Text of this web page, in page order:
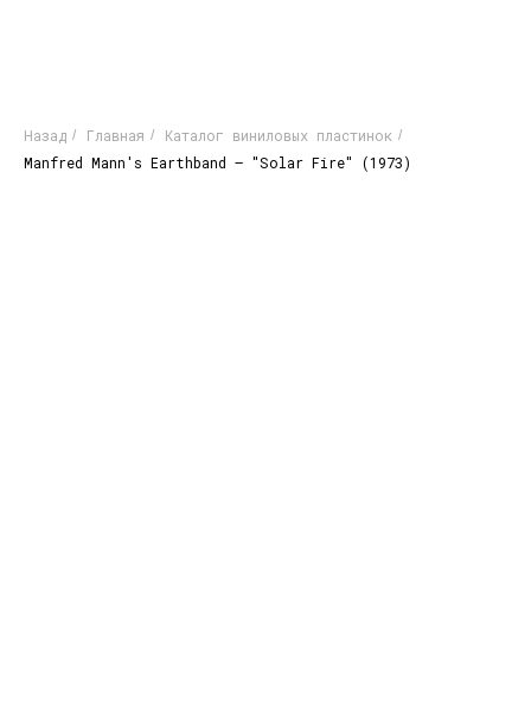
Назад / Главная / Каталог виниловых пластинок /
Manfred Mann's Earthband – "Solar Fire" (1973)